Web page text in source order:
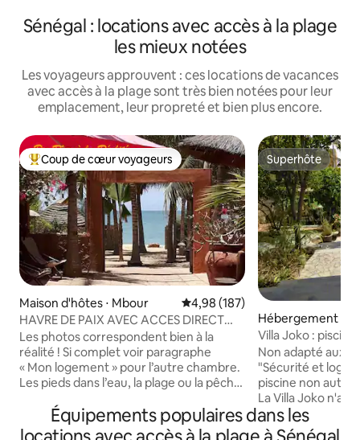
Sénégal : locations avec accès à la plage
les mieux notées
Les voyageurs approuvent : ces locations de vacances
avec accès à la plage sont très bien notées pour leur
emplacement, leur propreté et bien plus encore.
Coups de cœur voyageurs les plus appréciés
Coup de cœur voyageurs
Maison d'hôtes ⋅ Mbour Évaluation moyenne sur la
4,98 (187)
HAVRE DE PAIX AVEC ACCES DIRECT
SUR LA PLAGE !
Les photos correspondent bien à la
réalité ! Si complet voir paragraphe
« Mon logement » pour l’autre chambre.
Les pieds dans l’eau, la plage ou la pêche,
restaurants et 2 épiceries à 5 mn, taxis à
5 mn, Saly à 10 mn. Transfert depuis
Superhôte
Superhôte
Hébergement ⋅
e
Villa Joko :
Non adapté aux
"Sécurité et
piscine non
La Villa Joko n'a
C'est un ancien
acquis en 2008
Équipements populaires dans les